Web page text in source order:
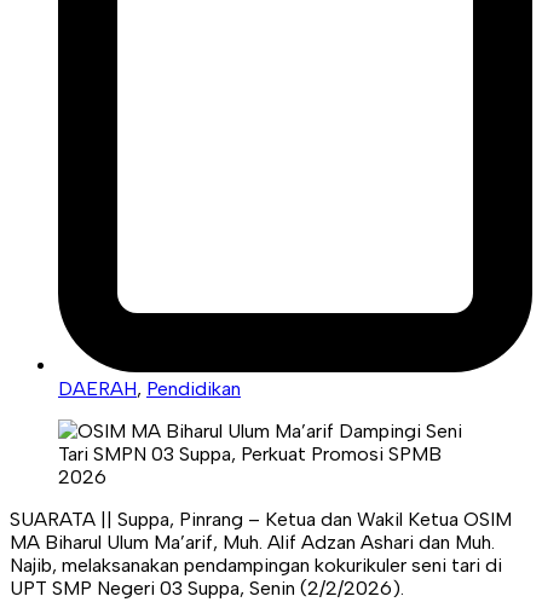
DAERAH, Pendidikan
SUARATA || Suppa, Pinrang – Ketua dan Wakil Ketua OSIM
MA Biharul Ulum Ma’arif, Muh. Alif Adzan Ashari dan Muh.
Najib, melaksanakan pendampingan kokurikuler seni tari di
UPT SMP Negeri 03 Suppa, Senin (2/2/2026).